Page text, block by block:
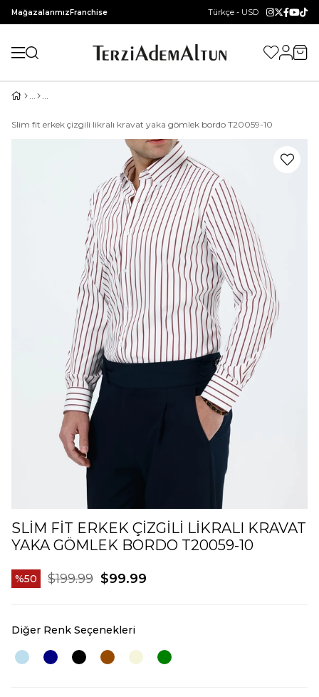
MağazalarımızFranchise Türkçe - USD
Slim fit erkek çizgili likralı kravat yaka gömlek bordo T20059-10
SLIM FIT ERKEK ÇIZGILI LIKRALI KRAVAT
YAKA GÖMLEK BORDO T20059-10
50 $199.99 $99.99
Diğer Renk Seçenekleri